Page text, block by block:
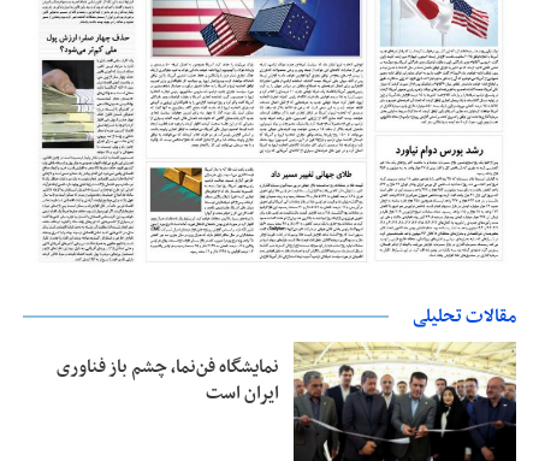
مقالات تحلیلی
نمایشگاه فن‌نما، چشم باز فناوری
ایران است